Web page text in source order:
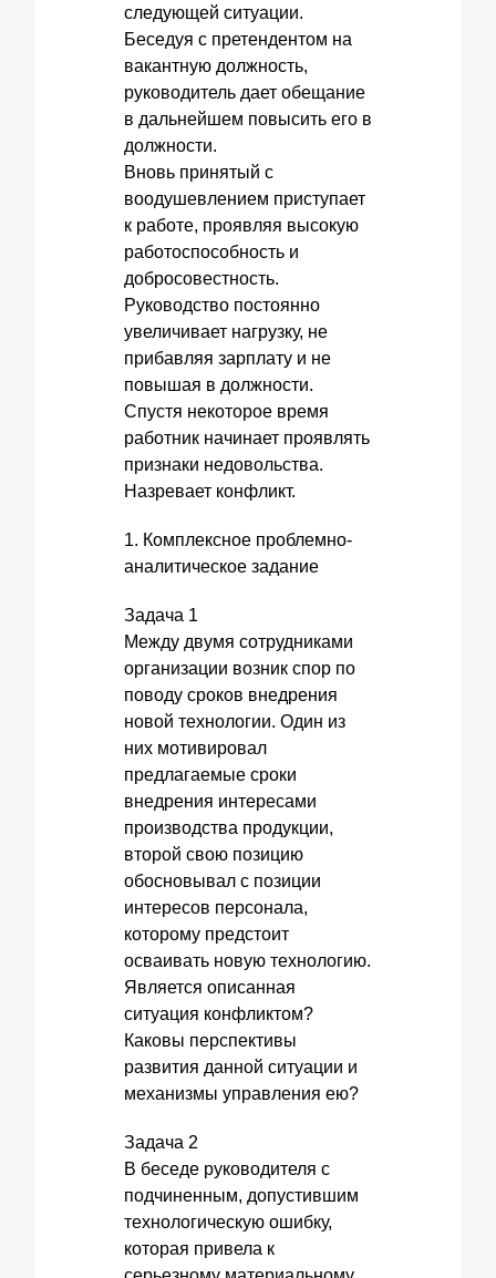
следующей ситуации.
Беседуя с претендентом на
вакантную должность,
руководитель дает обещание
в дальнейшем повысить его в
должности.
Вновь принятый с
воодушевлением приступает
к работе, проявляя высокую
работоспособность и
добросовестность.
Руководство постоянно
увеличивает нагрузку, не
прибавляя зарплату и не
повышая в должности.
Спустя некоторое время
работник начинает проявлять
признаки недовольства.
Назревает конфликт.
1. Комплексное проблемно-
аналитическое задание
Задача 1
Между двумя сотрудниками
организации возник спор по
поводу сроков внедрения
новой технологии. Один из
них мотивировал
предлагаемые сроки
внедрения интересами
производства продукции,
второй свою позицию
обосновывал с позиции
интересов персонала,
которому предстоит
осваивать новую технологию.
Является описанная
ситуация конфликтом?
Каковы перспективы
развития данной ситуации и
механизмы управления ею?
Задача 2
В беседе руководителя с
подчиненным, допустившим
технологическую ошибку,
которая привела к